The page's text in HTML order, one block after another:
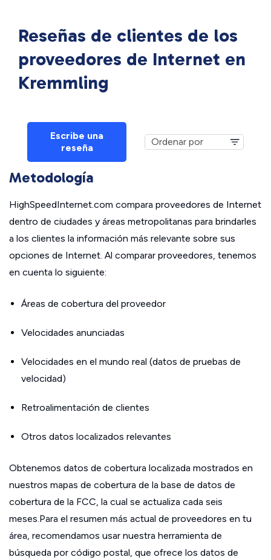
Reseñas de clientes de los
proveedores de Internet en
Kremmling
Escribe una
reseña
Metodología
HighSpeedInternet.com compara proveedores de Internet
dentro de ciudades y áreas metropolitanas para brindarles
a los clientes la información más relevante sobre sus
opciones de Internet. Al comparar proveedores, tenemos
en cuenta lo siguiente:
Áreas de cobertura del proveedor
Velocidades anunciadas
Velocidades en el mundo real (datos de pruebas de
velocidad)
Retroalimentación de clientes
Otros datos localizados relevantes
Obtenemos datos de cobertura localizada mostrados en
nuestros mapas de cobertura de la base de datos de
cobertura de la FCC, la cual se actualiza cada seis
meses.Para el resumen más actual de proveedores en tu
área, recomendamos usar nuestra herramienta de
búsqueda por código postal, que ofrece los datos de